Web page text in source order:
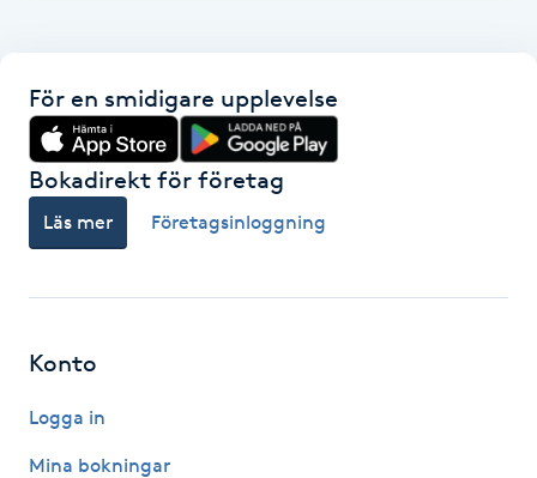
Japansk massage
K18
Kinesiologi
För en smidigare upplevelse
Bokadirekt för företag
Läs mer Företagsinloggning
Konto
Logga in
Mina bokningar